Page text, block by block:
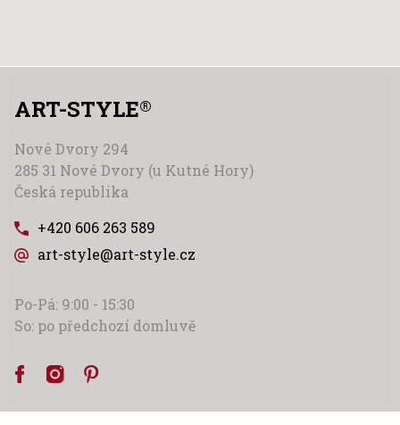
ART-STYLE®
Nové Dvory 294
285 31 Nové Dvory (u Kutné Hory)
Česká republika
+420 606 263 589
art-style@art-style.cz
Po-Pá: 9:00 - 15:30
So: po předchozí domluvě